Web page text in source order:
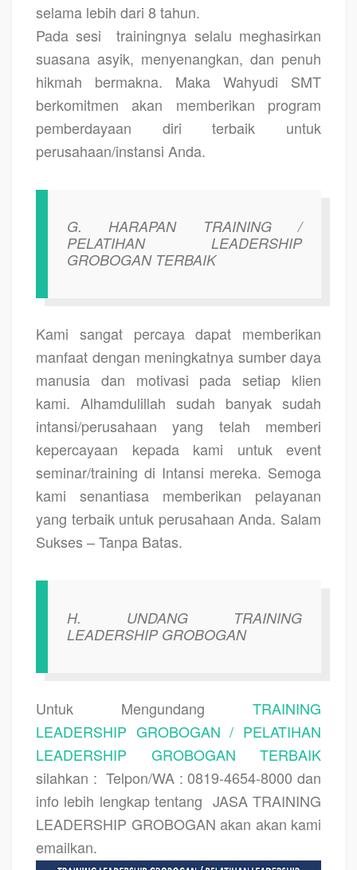
selama lebih dari 8 tahun.
Pada sesi
trainingnya selalu meghasirkan
suasana asyik, menyenangkan, dan penuh
hikmah bermakna. Maka Wahyudi SMT
berkomitmen akan memberikan program
pemberdayaan diri terbaik untuk
perusahaan/instansi Anda.
G. HARAPAN TRAINING /
PELATIHAN LEADERSHIP
GROBOGAN TERBAIK
Kami sangat percaya dapat memberikan
manfaat dengan meningkatnya sumber daya
manusia dan motivasi pada setiap klien
kami. Alhamdulillah sudah banyak sudah
intansi/perusahaan yang telah memberi
kepercayaan kepada kami untuk event
seminar/training di Intansi mereka. Semoga
kami senantiasa memberikan pelayanan
yang terbaik untuk perusahaan Anda. Salam
Sukses – Tanpa Batas.
H.
UNDANG TRAINING
LEADERSHIP GROBOGAN
Untuk Mengundang TRAINING
LEADERSHIP GROBOGAN / PELATIHAN
LEADERSHIP GROBOGAN TERBAIK
silahkan : Telpon/WA : 0819-4654-8000 dan
info lebih lengkap tentang JASA TRAINING
LEADERSHIP GROBOGAN akan akan kami
emailkan.